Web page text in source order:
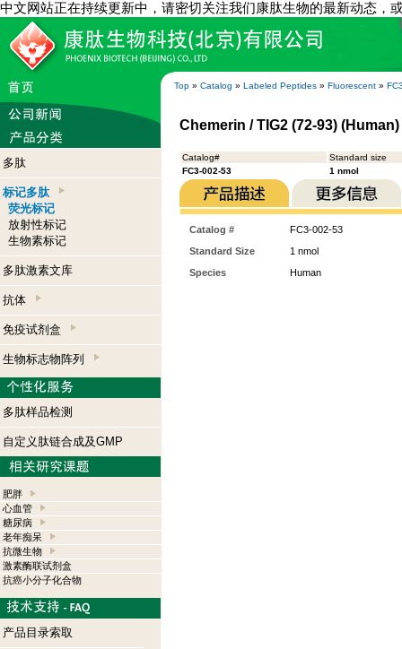
中文网站正在持续更新中，请密切关注我们康肽生物的最新动态，
Top » Catalog » Labeled Peptides » Fluorescent »
多肽
标记多肽
荧光标记
放射性标记
生物素标记
多肽激素文库
抗体
免疫试剂盒
生物标志物阵列
多肽样品检测
自定义肽链合成及GMP
肥胖
心血管
糖尿病
老年痴呆
抗微生物
激素酶联试剂盒
抗癌小分子化合物
产品目录索取
Chemerin / TIG2 (72-93)
Catalog#
Standard size
FC3-002-53
1 nmol
Catalog #
FC3-002-53
Standard Size
1 nmol
Species
Human